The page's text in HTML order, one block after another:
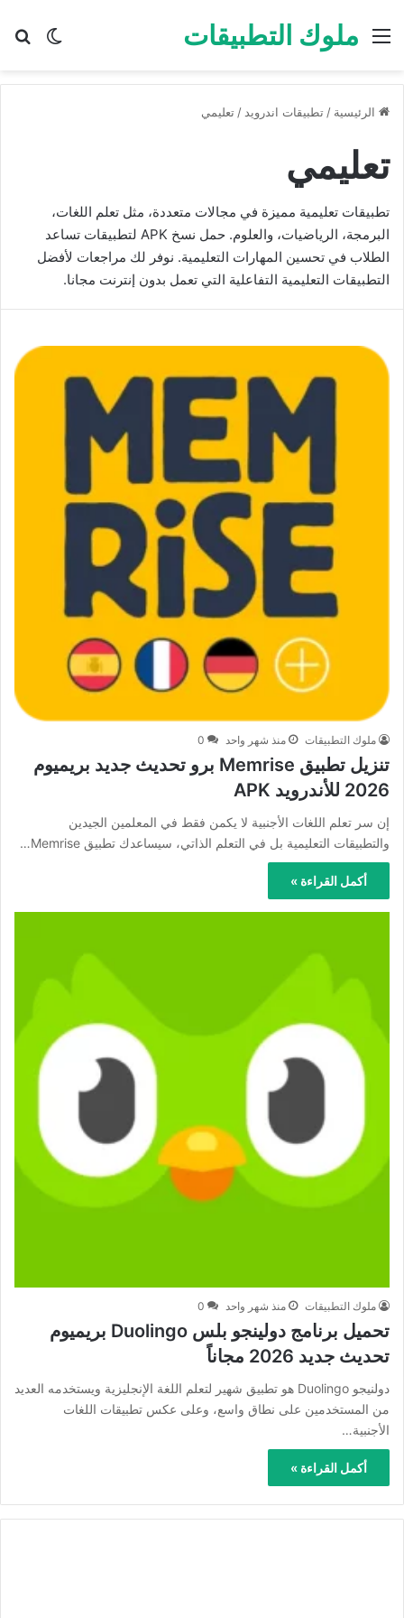
الوضع ملوك التطبيقاتالقائمة
الرئيسية / تطبيقات اندرويد / تعليمي
تعليمي
تطبيقات تعليمية مميزة في مجالات متعددة، مثل تعلم اللغات،
البرمجة، الرياضيات، والعلوم. حمل نسخ APK لتطبيقات تساعد
الطلاب في تحسين المهارات التعليمية. نوفر لك مراجعات لأفضل
التطبيقات التعليمية التفاعلية التي تعمل بدون إنترنت مجانا.
ملوك التطبيقات منذ شهر واحد 0
تنزيل تطبيق Memrise برو تحديث جديد بريميوم
2026 للأندرويد APK
إن سر تعلم اللغات الأجنبية لا يكمن فقط في المعلمين الجيدين
والتطبيقات التعليمية بل في التعلم الذاتي، سيساعدك تطبيق Memrise…
أكمل القراءة »
ملوك التطبيقات منذ شهر واحد 0
تحميل برنامج دولينجو بلس Duolingo بريميوم
تحديث جديد 2026 مجاناً
دولنيجو Duolingo هو تطبيق شهير لتعلم اللغة الإنجليزية ويستخدمه العديد
من المستخدمين على نطاق واسع، وعلى عكس تطبيقات اللغات
الأجنبية…
أكمل القراءة »